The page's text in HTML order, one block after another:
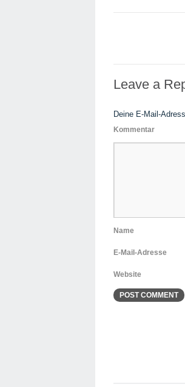
Leave a
Deine E-Mail-
Kommentar
Name
E-Mail-Adresse
Website